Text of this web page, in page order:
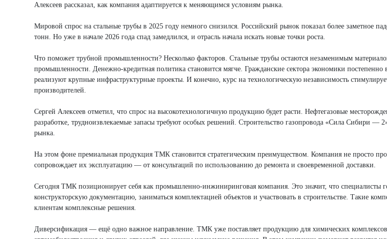
Алексеев рассказал, как компания адаптируется к меняющимся условиям рынка.
Мировой спрос на стальные трубы в 2025 году немного снизился. Российский рынок показал более заметное
тонн. Но уже в начале 2026 года спад замедлился, и отрасль начала искать новые точки роста.
Что поможет трубной промышленности? Несколько факторов. Стальные трубы остаются незаменимым
промышленности. Денежно-кредитная политика становится мягче. Гражданские сектора экономики постепенно
реализуют крупные инфраструктурные проекты. И конечно, курс на технологическую независимость
производителей.
Сергей Алексеев отметил, что спрос на высокотехнологичную продукцию будет расти. Нефтегазовые
разработке, трудноизвлекаемые запасы требуют особых решений. Строительство газопровода «Сила Сибири —
рынка.
На этом фоне премиальная продукция ТМК становится стратегическим преимуществом. Компания не просто
сопровождает их эксплуатацию — от консультаций по использованию до ремонта и своевременной доставки.
Сегодня ТМК позиционирует себя как промышленно-инжиниринговая компания. Это значит, что специалисты
конструкторскую документацию, заниматься комплектацией объектов и участвовать в строительстве. Такие
клиентам комплексные решения.
Диверсификация — ещё одно важное направление. ТМК уже поставляет продукцию для химических комплексов,